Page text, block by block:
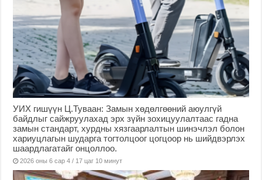
УИХ гишүүн Ц.Туваан: Замын хөдөлгөөний аюулгүй
байдлыг сайжруулахад эрх зүйн зохицуулалтаас гадна
замын стандарт, хурдны хязгаарлалтын шинэчлэл болон
хариуцлагын шударга тогтолцоог цогцоор нь шийдвэрлэх
шаардлагатайг онцоллоо.
2026 оны 6 сар 4 / 17 цаг 10 минут